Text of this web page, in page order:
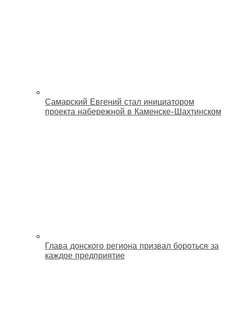
Самарский Евгений стал инициатором
проекта набережной в Каменске-Шахтинском
Глава донского региона призвал бороться за
каждое предприятие